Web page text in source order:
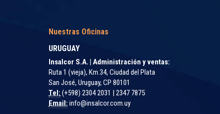
Nuestras Oficinas
URUGUAY
Insalcor S.A. | Administración y ventas:
Ruta 1 (vieja), Km.34, Ciudad del Plata
San José, Uruguay, CP 80101
Tel: (+598) 2304 2031 | 2347 7875
Email: info@insalcor.com.uy